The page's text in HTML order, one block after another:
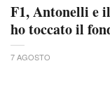
F1, Antonelli e
ho toccato il
7 AGOSTO